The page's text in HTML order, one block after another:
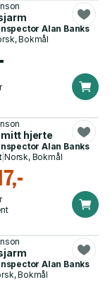
Alan Banks
Bokmål
mitt hjerte
Alan Banks
|Norsk, Bokmål
Alan Banks
Bokmål